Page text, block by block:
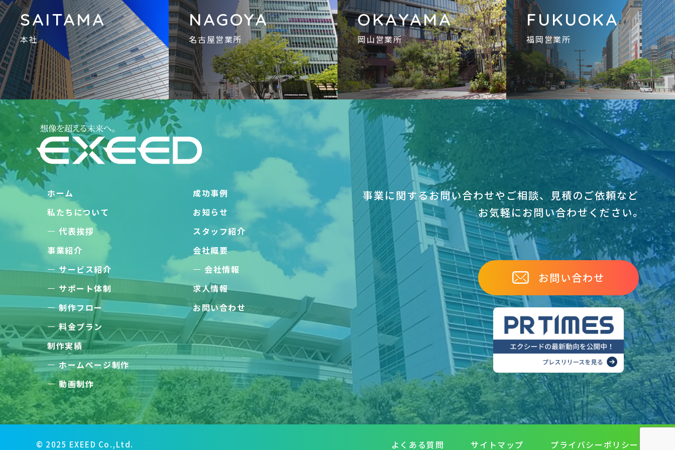
SAITAMA
本社
NAGOYA
名古屋営業所
OKAYAMA
岡山営業所
FUKUOKA
福岡営業所
ホーム
私たちについて
代表挨拶
事業紹介
サービス紹介
サポート体制
制作フロー
料金プラン
制作実績
ホームぺージ制作
動画制作
成功事例
お知らせ
スタッフ紹介
会社概要
会社情報
求人情報
お問い合わせ
事業に関するお問い合わせやご相談、見積のご依頼など
お気軽にお問い合わせください｡
お問い合わせ
© 2025 EXEED Co.,Ltd. よくある質問 サイトマップ プライバシーポリシー